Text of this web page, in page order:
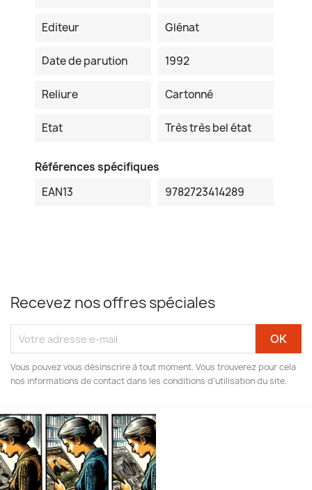
Editeur Glénat
Date de parution 1992
Reliure Cartonné
Etat Très très bel état
Références spécifiques
EAN13
9782723414289
Recevez nos offres spéciales
Vous pouvez vous désinscrire à tout moment. Vous trouverez pour cela
nos informations de contact dans les conditions d'utilisation du site.